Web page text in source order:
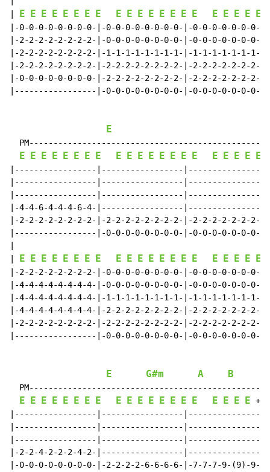
E E E E E E E E E E E E E E E E E E E E E
|-0-0-0-0-0-0-0-0-|-0-0-0-0-0-0-0-0-|-0-0-0-0-0-0-0-
|-2-2-2-2-2-2-2-2-|-0-0-0-0-0-0-0-0-|-0-0-0-0-0-0-0-
|-2-2-2-2-2-2-2-2-|-1-1-1-1-1-1-1-1-|-1-1-1-1-1-1-1-
|-2-2-2-2-2-2-2-2-|-2-2-2-2-2-2-2-2-|-2-2-2-2-2-2-2-
|-0-0-0-0-0-0-0-0-|-2-2-2-2-2-2-2-2-|-2-2-2-2-2-2-2-
|-----------------|-0-0-0-0-0-0-0-0-|-0-0-0-0-0-0-
E
E E E E E E E E E E E E E E E E E E E E E
|-----------------|-----------------
|-----------------|-----------------
|-----------------|-----------------
|-4-4-6-4-4-4-6-4-|-----------------|-----------------
|-2-2-2-2-2-2-2-2-|-2-2-2-2-2-2-2-2-|-2-2-2-2-2-2-2-
|-----------------|-0-0-0-0-0-0-0-0-|-0-0-0-0-0-0-
E E E E E E E E E E E E E E E E E E E E E
|-2-2-2-2-2-2-2-2-|-0-0-0-0-0-0-0-0-|-0-0-0-0-0-0-0-
|-4-4-4-4-4-4-4-4-|-0-0-0-0-0-0-0-0-|-0-0-0-0-0-0-0-
|-4-4-4-4-4-4-4-4-|-1-1-1-1-1-1-1-1-|-1-1-1-1-1-1-1-
|-4-4-4-4-4-4-4-4-|-2-2-2-2-2-2-2-2-|-2-2-2-2-2-2-2-
|-2-2-2-2-2-2-2-2-|-2-2-2-2-2-2-2-2-|-2-2-2-2-2-2-2-
|-----------------|-0-0-0-0-0-0-0-0-|-0-0-0-0-0-0-
E G#m A B
E E E E E E E E E E E E E E E E E E E E
|-----------------|-----------------
|-----------------|-----------------
|-----------------|-----------------
|-2-2-4-2-2-2-4-2-|-----------------
|-0-0-0-0-0-0-0-0-|-2-2-2-2-6-6-6-6-|-7-7-7-9-(9)-9-